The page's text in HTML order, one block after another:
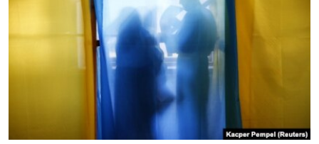
ВСЕ ЗА ДЕНЬ
СПЕЦПРОЕКТИ
ВІДЕОУРОКИ «ELIFBE»
СВІДЧЕННЯ ОКУПАЦІЇ
УКРАЇНСЬКА ПРОБЛЕМА КРИМУ
ЯК ОБІЙТИ БЛОКУВАННЯ